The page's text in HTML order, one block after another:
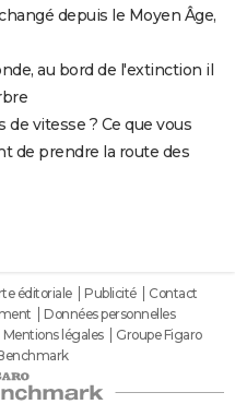
depuis le Moyen Âge,
au bord de l'extinction il
de vitesse ? Ce que vous
de prendre la route des
éditoriale Publicité
Contact
Données personnelles
Mentions légales
Groupe Figaro